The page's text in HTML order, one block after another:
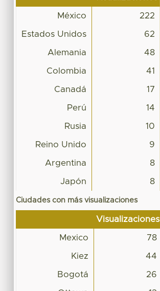
México 222
Estados Unidos 62
Alemania 48
Colombia 41
Canadá 17
Perú 14
Rusia 10
Reino Unido 9
Argentina 8
Japón 8
Ciudades con más visualizaciones
Visualizaciones
Mexico 78
Kiez 44
Bogotá 26